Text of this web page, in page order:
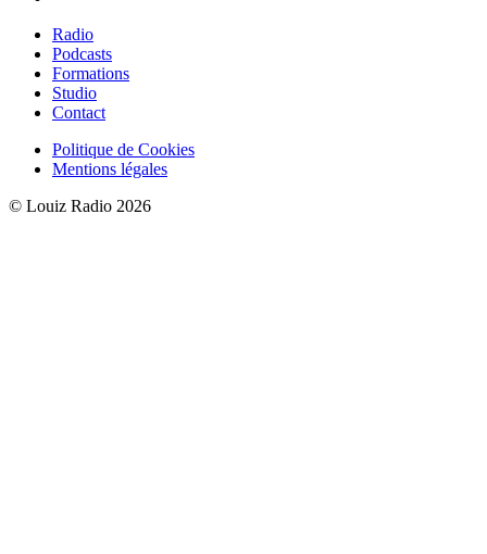
Radio
Podcasts
Formations
Studio
Contact
Politique de Cookies
Mentions légales
© Louiz Radio 2026